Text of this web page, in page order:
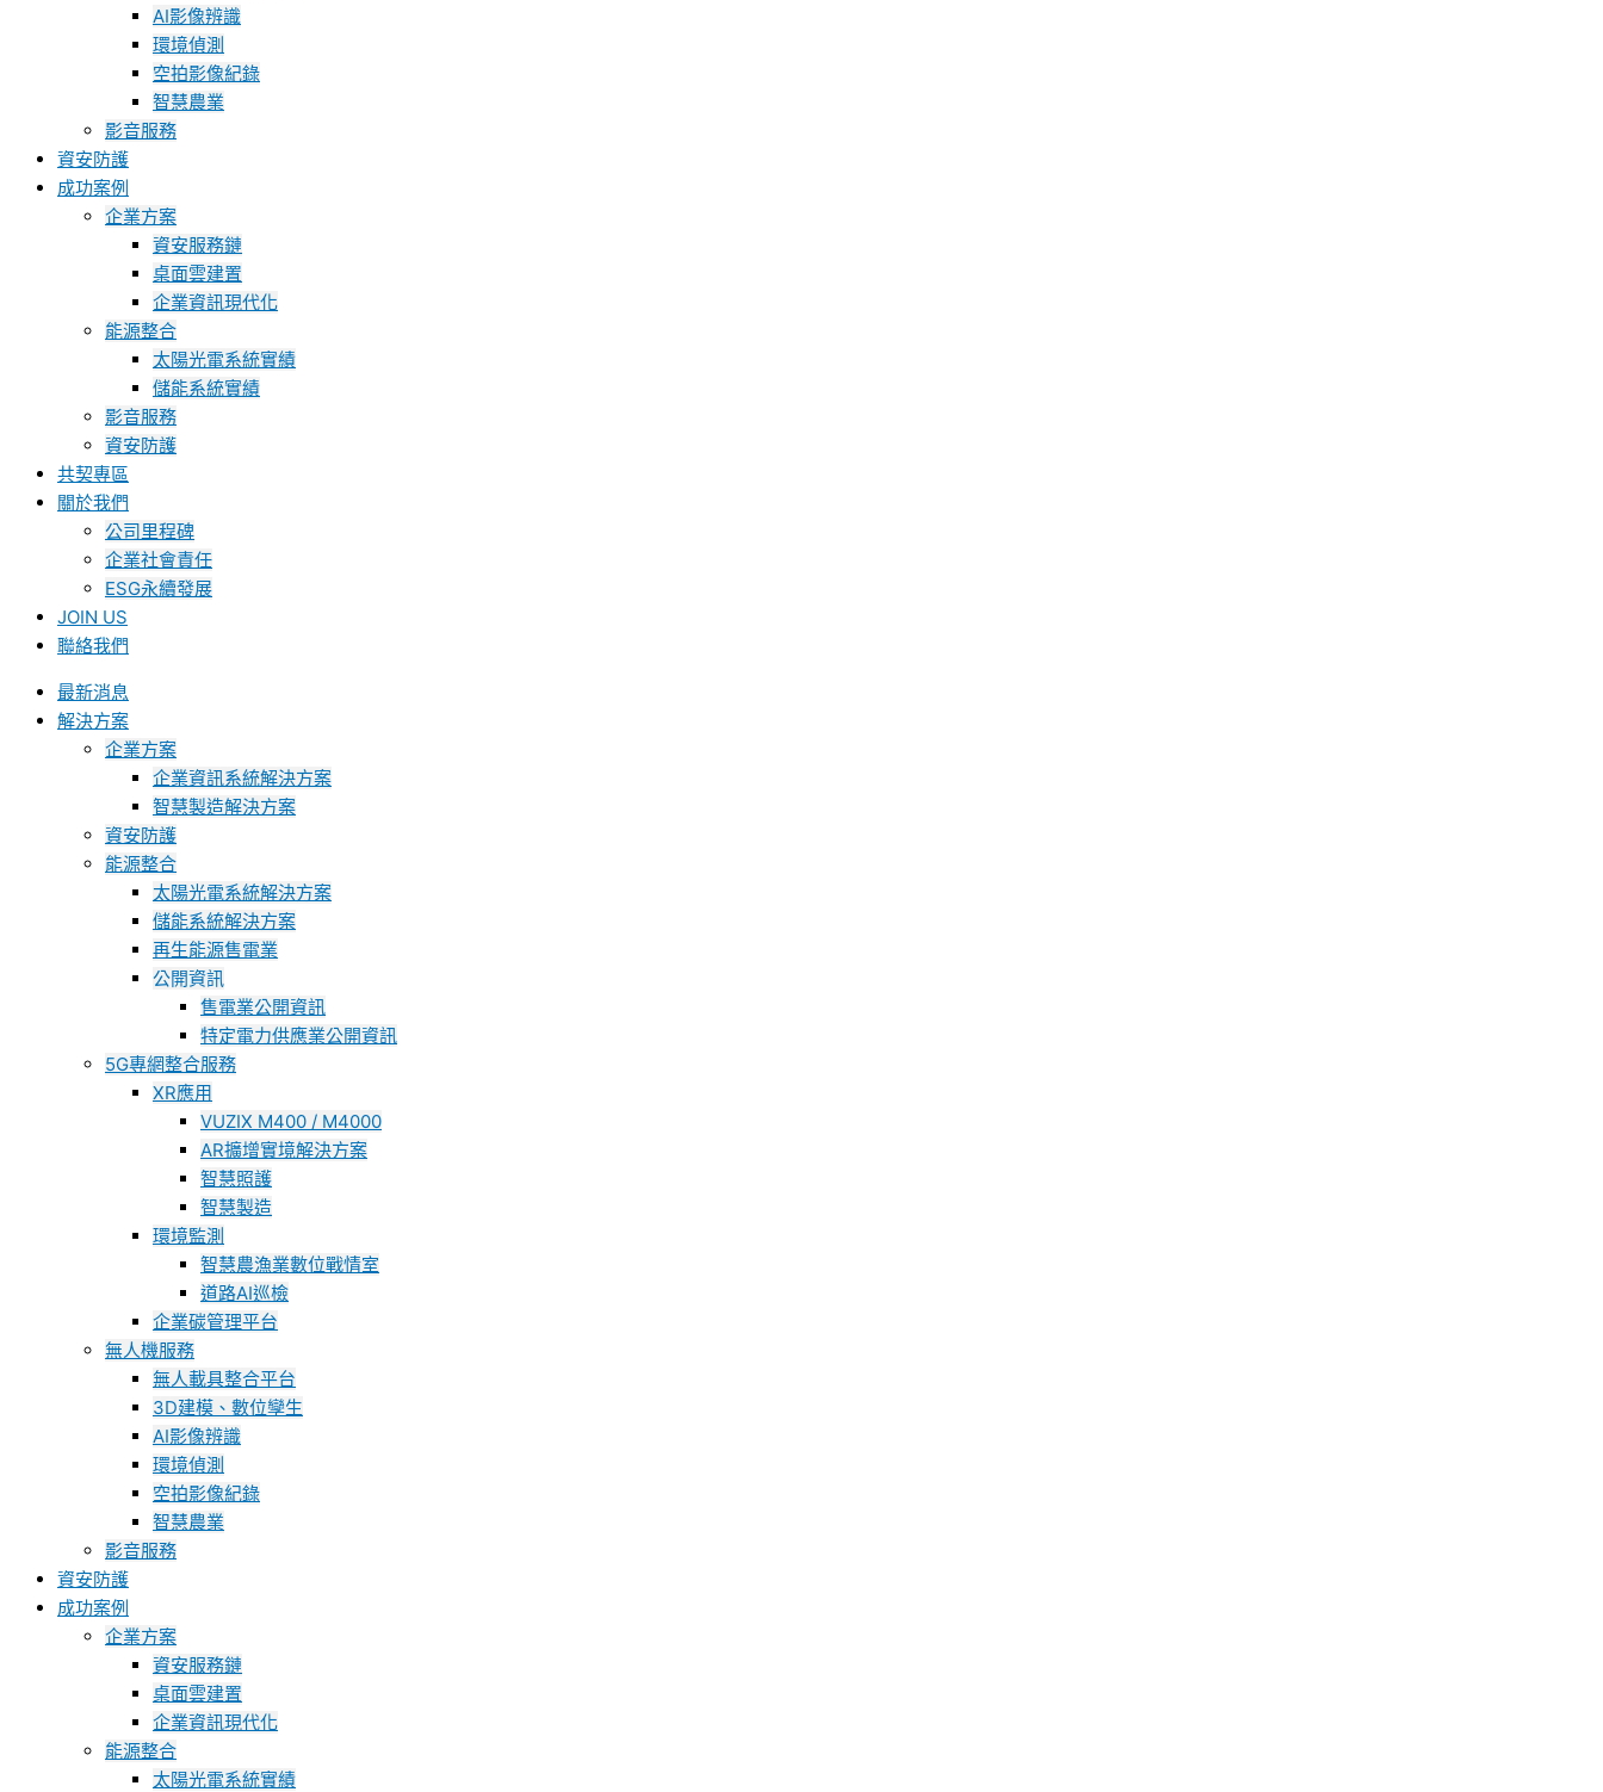
AI影像辨識
環境偵測
空拍影像紀錄
智慧農業
影音服務
資安防護
成功案例
企業方案
資安服務鏈
桌面雲建置
企業資訊現代化
能源整合
太陽光電系統實績
儲能系統實績
影音服務
資安防護
共契專區
關於我們
公司里程碑
企業社會責任
ESG永續發展
JOIN US
聯絡我們
最新消息
解決方案
企業方案
企業資訊系統解決方案
智慧製造解決方案
資安防護
能源整合
太陽光電系統解決方案
儲能系統解決方案
再生能源售電業
公開資訊
售電業公開資訊
特定電力供應業公開資訊
5G專網整合服務
XR應用
VUZIX M400 / M4000
AR擴增實境解決方案
智慧照護
智慧製造
環境監測
智慧農漁業數位戰情室
道路AI巡檢
企業碳管理平台
無人機服務
無人載具整合平台
3D建模、數位孿生
AI影像辨識
環境偵測
空拍影像紀錄
智慧農業
影音服務
資安防護
成功案例
企業方案
資安服務鏈
桌面雲建置
企業資訊現代化
能源整合
太陽光電系統實績